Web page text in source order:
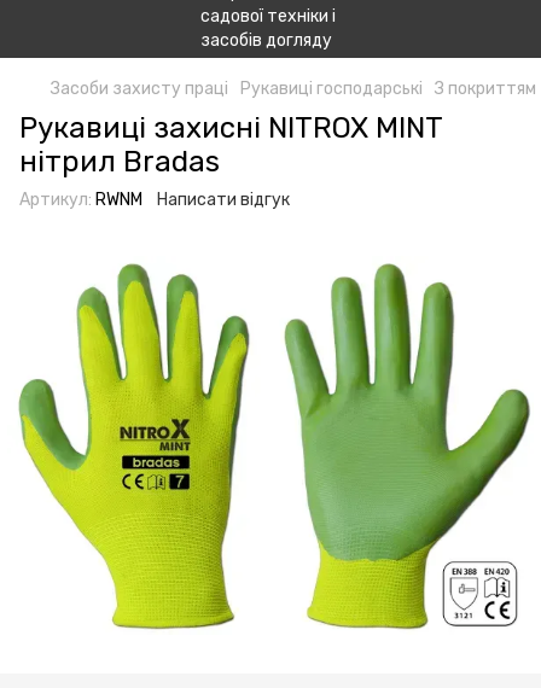
Засоби захисту праці Рукавиці господарські З покриттям
Рукавиці захисні NITROX MINT
нітрил Bradas
Артикул: RWNM Написати відгук